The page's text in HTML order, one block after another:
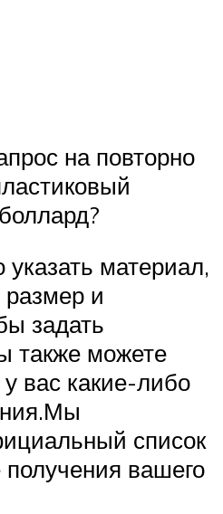
на повторно
материал,
и
задать
также можете
у вас какие-либо
список
получения вашего